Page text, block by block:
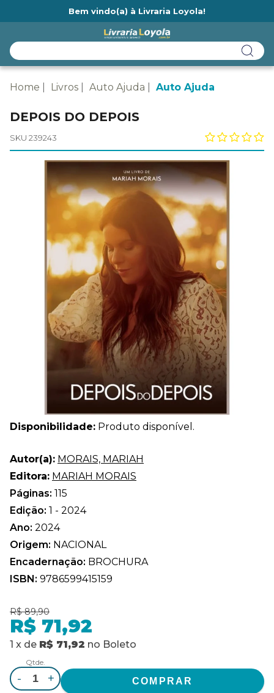
Bem vindo(a) à Livraria Loyola!
Home Livros Auto Ajuda Auto Ajuda
DEPOIS DO DEPOIS
SKU 239243
Disponibilidade: Produto disponível.
Autor(a): MORAIS, MARIAH
Editora: MARIAH MORAIS
Páginas: 115
Edição: 1 - 2024
Ano: 2024
Origem: NACIONAL
Encadernação: BROCHURA
ISBN: 9786599415159
R$ 89,90
R$ 71,92
1 x de R$ 71,92 no Boleto
Qtde.
- +